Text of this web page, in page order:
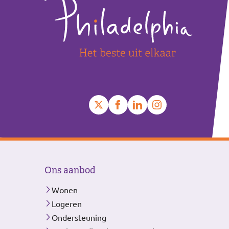
Ons aanbod
Wonen
Logeren
Ondersteuning